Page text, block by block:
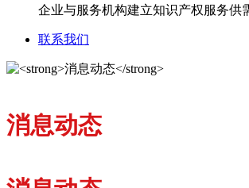
企业与服务机构建立知识产权服务供
联系我们
消息动态